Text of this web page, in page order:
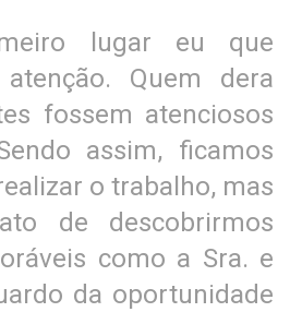
lugar eu que
Quem dera
fossem atenciosos
assim, ficamos
o trabalho, mas
de descobrirmos
como a Sra. e
da oportunidade